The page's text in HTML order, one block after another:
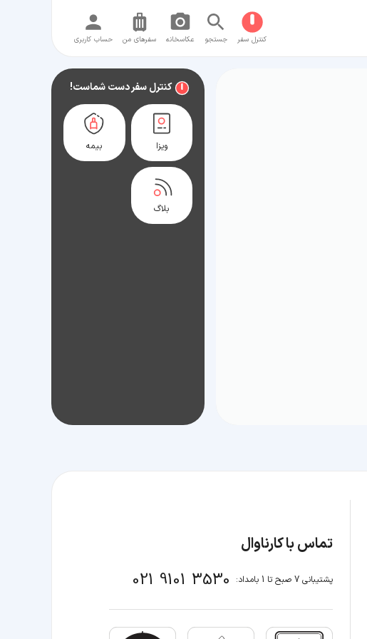
کنترل سفر جستجو عکاسخانه سفر‌های من حساب کاربری
کنترل سفر دست شماست!
ویزا بیمه
بلاگ
تماس با کارناوال
پشتیبانی 7 صبح تا 1 بامداد: 021 9101 3530